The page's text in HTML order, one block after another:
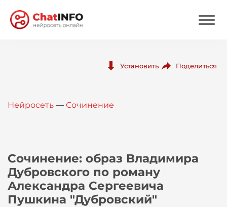
Вход
Установить Поделиться
Нейросеть — Сочинение
Сочинение: образ Владимира
Дубровского по роману
Александра Сергеевича
Пушкина "Дубровский"